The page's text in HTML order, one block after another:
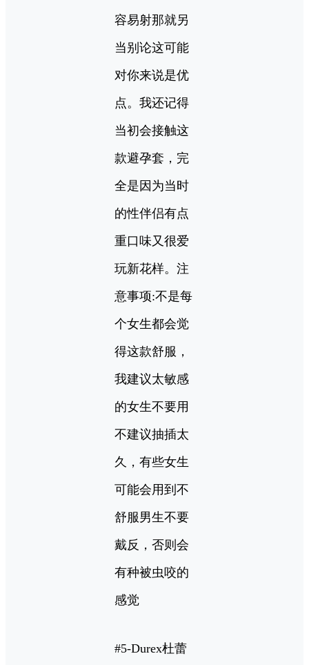
容易射那就另
当别论这可能
对你来说是优
点。我还记得
当初会接触这
款避孕套，完
全是因为当时
的性伴侣有点
重口味又很爱
玩新花样。注
意事项:不是每
个女生都会觉
得这款舒服，
我建议太敏感
的女生不要用
不建议抽插太
久，有些女生
可能会用到不
舒服男生不要
戴反，否则会
有种被虫咬的
感觉
#5-Durex杜蕾